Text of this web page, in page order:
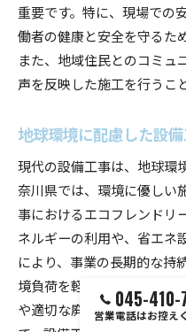
重要です。特に、現場での
働者の健康と安全を守るた
また、地域住民とのコミュ
声を反映した施工を行うこ
地球環境に配慮した設
現代の設備工事は、地球環
奈川県では、環境に優しい
事におけるエコフレンドリ
ネルギーの利用や、省エネ
により、事業の長期的な持
境負荷を軽減することがで
や適切な廃棄物管理も重要
045-410-
営業電話はお控え